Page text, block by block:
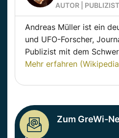
AUTOR | PUBLIZIST
Andreas Müller ist ein
und UFO-Forscher,
Publizist mit dem
Mehr erfahren
Zum GreWi-